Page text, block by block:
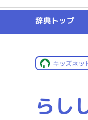
辞典トップ
キッズネッ
らし